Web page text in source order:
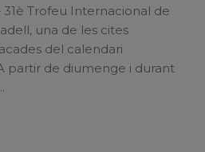
31è Trofeu Internacional de
una de les cites
del calendari
partir de diumenge i durant